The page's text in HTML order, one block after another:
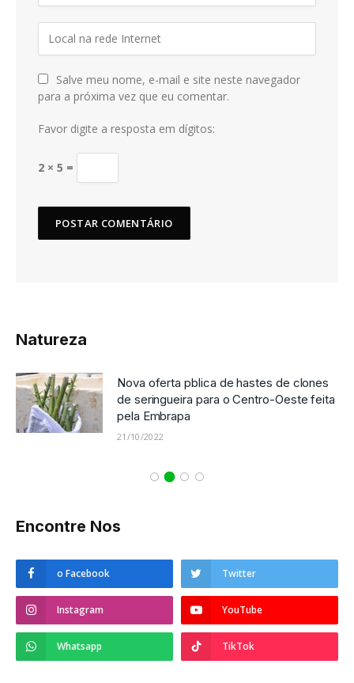
Salve meu nome, e-mail e site neste navegador
para a próxima vez que eu comentar.
Favor digite a resposta em dígitos:
2 × 5 =
Natureza
Nova oferta pblica de hastes de clones
de seringueira para o Centro-Oeste feita
pela Embrapa
21/10/2022
Encontre Nos
o Facebook Twitter
Instagram YouTube
Whatsapp TikTok